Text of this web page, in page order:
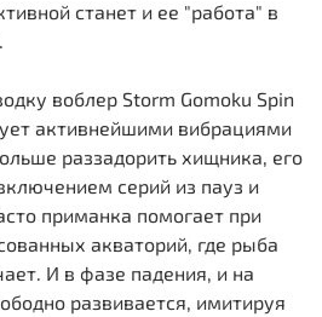
станет и ее "работа" в
воблер Storm Gomoku Spin
активнейшими вибрациями
раззадорить хищника, его
серий из пауз и
приманка помогает при
акваторий, где рыба
И в фазе падения, и на
развивается, имитируя